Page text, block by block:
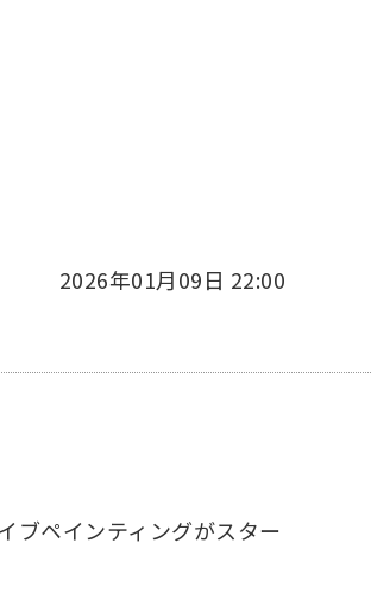
2026年01月09日 22:00
ブペインティングがスター